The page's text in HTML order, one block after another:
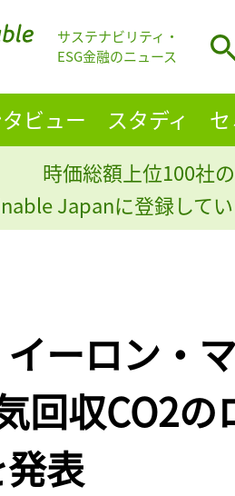
サステナビリティ・
ESG金融のニュース
ビュー スタディ
時価総額上位100社
Japanに登録して
イーロン・
回収CO2
表